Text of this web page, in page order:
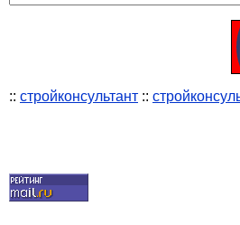
:: стройконсультант ::